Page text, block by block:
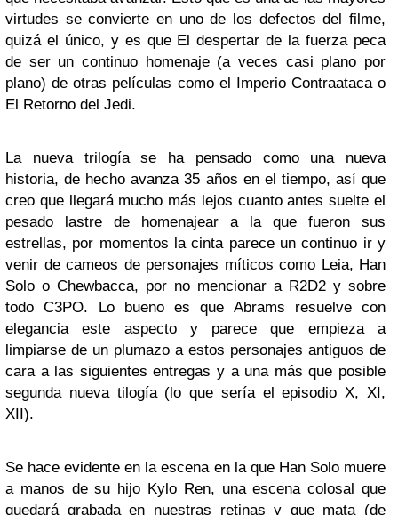
virtudes se convierte en uno de los defectos del filme,
quizá el único, y es que El despertar de la fuerza peca
de ser un continuo homenaje (a veces casi plano por
plano) de otras películas como el Imperio Contraataca o
El Retorno del Jedi.
La nueva trilogía se ha pensado como una nueva
historia, de hecho avanza 35 años en el tiempo, así que
creo que llegará mucho más lejos cuanto antes suelte el
pesado lastre de homenajear a la que fueron sus
estrellas, por momentos la cinta parece un continuo ir y
venir de cameos de personajes míticos como Leia, Han
Solo o Chewbacca, por no mencionar a R2D2 y sobre
todo C3PO. Lo bueno es que Abrams resuelve con
elegancia este aspecto y parece que empieza a
limpiarse de un plumazo a estos personajes antiguos de
cara a las siguientes entregas y a una más que posible
segunda nueva tilogía (lo que sería el episodio X, XI,
XII).
Se hace evidente en la escena en la que Han Solo muere
a manos de su hijo Kylo Ren, una escena colosal que
quedará grabada en nuestras retinas y que mata (de